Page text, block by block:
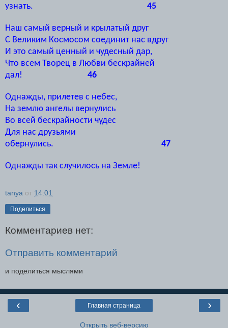
узнать. 45
Наш самый верный и крылатый друг
С Великим Космосом соединит нас вдруг
И это самый ценный и чудесный дар,
Что всем Творец в Любви бескрайней
дал! 46
Однажды, прилетев с небес,
На землю ангелы вернулись
Во всей бескрайности чудес
Для нас друзьями
обернулись. 47
Однажды так случилось на Земле!
tanya от 14:01
Поделиться
Комментариев нет:
Отправить комментарий
и поделиться мыслями
‹ ›
Главная страница
Открыть веб-версию